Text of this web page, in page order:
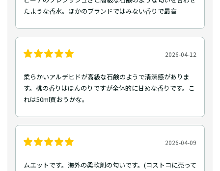
たような香水。ほかのブランドではみない香りで最高
2026-04-12
柔らかいアルデヒドが高級な石鹸のようで清潔感がありま
す。桃の香りはほんのりですが全体的に甘めな香りです。こ
れは50ml買おうかな。
2026-04-09
ムエットです。海外の柔軟剤の匂いです。(コストコに売って